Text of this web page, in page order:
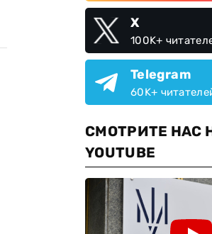
X
100K+
Telegram
60K+
СМОТРИТЕ НАС
YOUTUBE